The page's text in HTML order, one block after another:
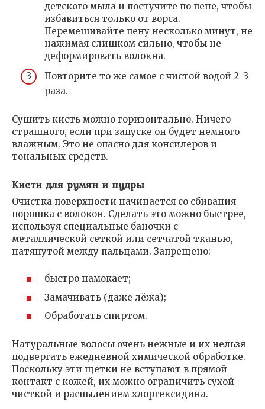
детского мыла и постучите по пене, чтобы
избавиться только от ворса.
Перемешивайте пену несколько минут, не
нажимая слишком сильно, чтобы не
деформировать волокна.
Повторите то же самое с чистой водой 2–3
раза.
Сушить кисть можно горизонтально. Ничего
страшного, если при запуске он будет немного
влажным. Это не опасно для консилеров и
тональных средств.
Кисти для румян и пудры
Очистка поверхности начинается со сбивания
порошка с волокон. Сделать это можно быстрее,
используя специальные баночки с
металлической сеткой или сетчатой ​​тканью,
натянутой между пальцами. Запрещено:
быстро намокает;
Замачивать (даже лёжа);
Обработать спиртом.
Натуральные волосы очень нежные и их нельзя
подвергать ежедневной химической обработке.
Поскольку эти щетки не вступают в прямой
контакт с кожей, их можно ограничить сухой
чисткой и распылением хлоргексидина.